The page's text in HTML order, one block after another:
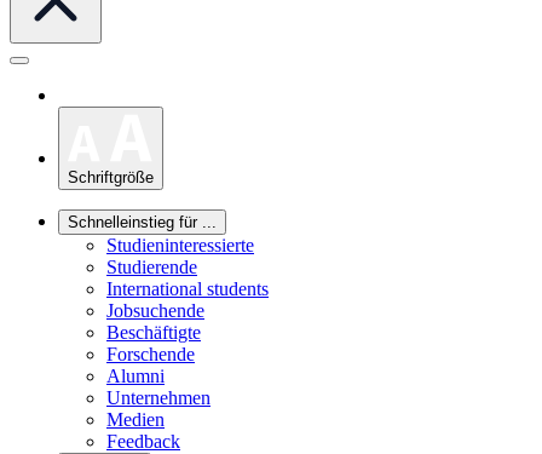
Schriftgröße
Schnelleinstieg für ...
Studieninteressierte
Studierende
International students
Jobsuchende
Beschäftigte
Forschende
Alumni
Unternehmen
Medien
Feedback